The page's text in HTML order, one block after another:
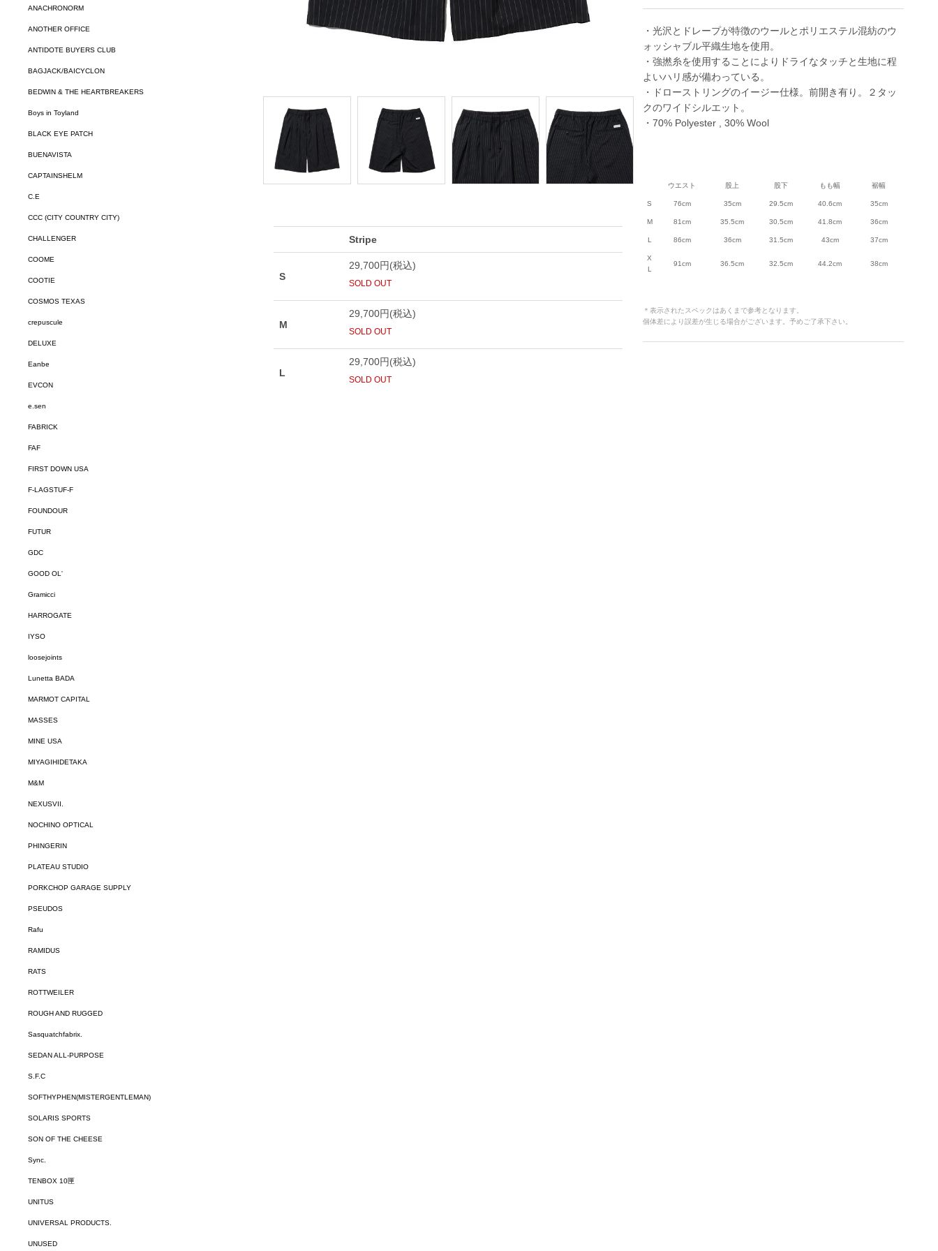
・光沢とドレープが特徴のウールとポリエステル混紡のウ
ォッシャブル平織生地を使用。
・強撚糸を使用することによりドライなタッチと生地に程
よいハリ感が備わっている。
・ドローストリングのイージー仕様。前開き有り。２タッ
クのワイドシルエット。
・70% Polyester , 30% Wool
ウエスト 股上 股下 もも幅 裾幅
S 76cm 35cm 29.5cm 40.6cm 35cm
M 81cm 35.5cm 30.5cm 41.8cm 36cm
L 86cm 36cm 31.5cm 43cm 37cm
X
L
91cm 36.5cm 32.5cm 44.2cm 38cm
＊表示されたスペックはあくまで参考となります。
個体差により誤差が生じる場合がございます。予めご了承下さい。
ANACHRONORM
ANOTHER OFFICE
ANTIDOTE BUYERS CLUB
BAGJACK/BAICYCLON
BEDWIN & THE HEARTBREAKERS
Boys in Toyland
BLACK EYE PATCH
BUENAVISTA
CAPTAINSHELM
C.E
CCC (CITY COUNTRY CITY)
CHALLENGER
COOME
COOTIE
COSMOS TEXAS
crepuscule
DELUXE
Eanbe
EVCON
e.sen
FABRICK
FAF
FIRST DOWN USA
F-LAGSTUF-F
FOUNDOUR
FUTUR
GDC
GOOD OL'
Gramicci
HARROGATE
IYSO
loosejoints
Lunetta BADA
MARMOT CAPITAL
MASSES
MINE USA
MIYAGIHIDETAKA
M&M
NEXUSVII.
NOCHINO OPTICAL
PHINGERIN
PLATEAU STUDIO
PORKCHOP GARAGE SUPPLY
PSEUDOS
Rafu
RAMIDUS
RATS
ROTTWEILER
ROUGH AND RUGGED
Sasquatchfabrix.
SEDAN ALL-PURPOSE
S.F.C
SOFTHYPHEN(MISTERGENTLEMAN)
SOLARIS SPORTS
SON OF THE CHEESE
Sync.
TENBOX 10匣
UNITUS
UNIVERSAL PRODUCTS.
UNUSED